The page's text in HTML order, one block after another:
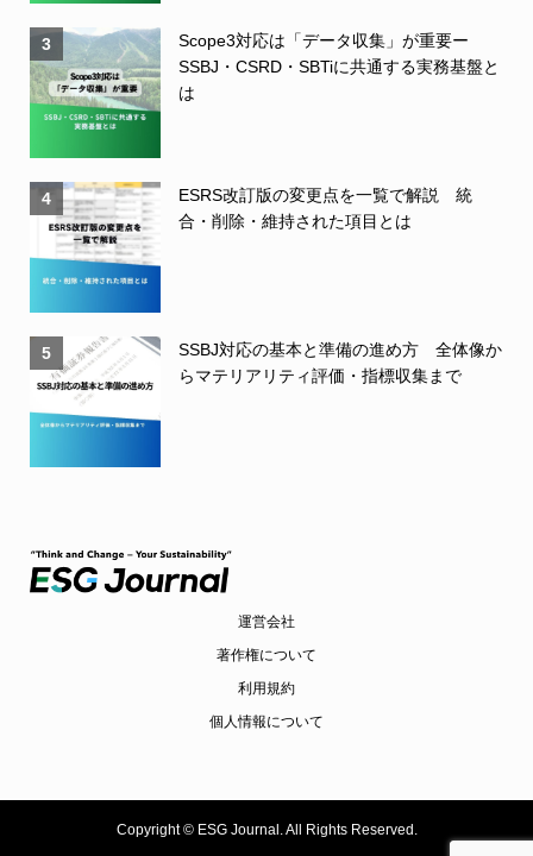
3
Scope3対応は「データ収集」が重要ー
SSBJ・CSRD・SBTiに共通する実務基盤と
は
4
ESRS改訂版の変更点を一覧で解説 統
合・削除・維持された項目とは
5
SSBJ対応の基本と準備の進め方 全体像か
らマテリアリティ評価・指標収集まで
運営会社
著作権について
利用規約
個人情報について
Copyright ©ESG Journal. All Rights Reserved.